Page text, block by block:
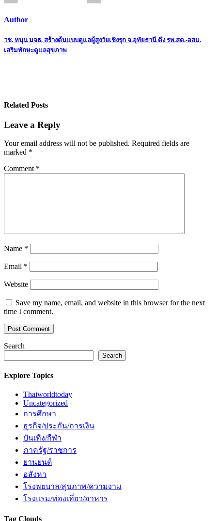
Author
Post
navigation
วช. หนุน มจธ. สร้างต้นแบบดูแลผู้สูงวัยเชิงรุก จ.อุทัยธานี ดึง รพ.สต.-อสม.
เสริมทักษะดูแลสุขภาพ
Related Posts
Leave a Reply
Your email address will not be published. Required fields are
marked *
Comment *
Name *
Email *
Website
Save my name, email, and website in this browser for the next
time I comment.
Search
Search
Explore Topics
Thaiworldtoday
Uncategorized
การศึกษา
ธุรกิจ/ประกัน/การเงิน
บันเทิง/กีฬา
ภาครัฐ/ราชการ
ยานยนต์
อสังหา
โรงพยบาล/สุขภาพ/ความงาม
โรงแรม/ท่องเที่ยว/อาหาร
Tag Clouds